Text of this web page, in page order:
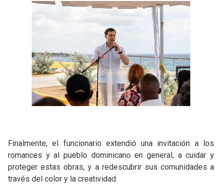
Finalmente, el funcionario extendió una invitación a los
romances y al pueblo dominicano en general, a cuidar y
proteger estas obras, y a redescubrir sus comunidades a
través del color y la creatividad.